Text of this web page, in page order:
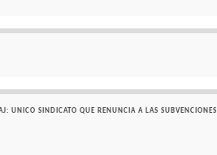
UNICO SINDICATO QUE RENUNCIA A LAS SUBVENCIONES